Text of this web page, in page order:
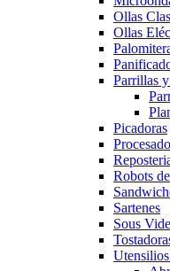
Ollas
Ollas
Parrillas
Picadoras
Robots
Sartenes
Sous